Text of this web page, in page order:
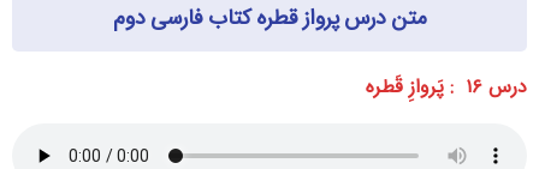
متن درس پرواز قطره کتاب فارسی دوم
درس ۱۶ : پَروازِ قَطره